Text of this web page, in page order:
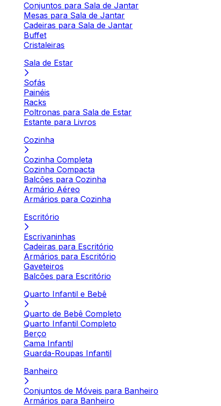
Conjuntos para Sala de Jantar
Mesas para Sala de Jantar
Cadeiras para Sala de Jantar
Buffet
Cristaleiras
Sala de Estar
Sofás
Painéis
Racks
Poltronas para Sala de Estar
Estante para Livros
Cozinha
Cozinha Completa
Cozinha Compacta
Balcões para Cozinha
Armário Aéreo
Armários para Cozinha
Escritório
Escrivaninhas
Cadeiras para Escritório
Armários para Escritório
Gaveteiros
Balcões para Escritório
Quarto Infantil e Bebê
Quarto de Bebê Completo
Quarto Infantil Completo
Berço
Cama Infantil
Guarda-Roupas Infantil
Banheiro
Conjuntos de Móveis para Banheiro
Armários para Banheiro